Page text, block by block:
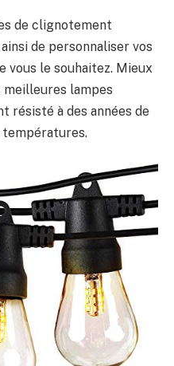
de clignotement
de personnaliser vos
vous le souhaitez. Mieux
lampes
résisté à des années de
températures.